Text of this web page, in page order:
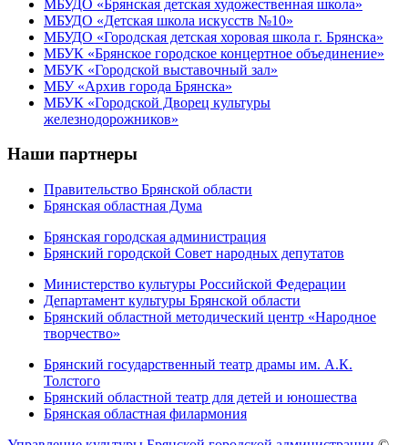
МБУДО «Брянская детская художественная школа»
МБУДО «Детская школа искусств №10»
МБУДО «Городская детская хоровая школа г. Брянска»
МБУК «Брянское городское концертное объединение»
МБУК «Городской выставочный зал»
МБУ «Архив города Брянска»
МБУК «Городской Дворец культуры
железнодорожников»
Наши партнеры
Правительство Брянской области
Брянская областная Дума
Брянская городская администрация
Брянский городской Совет народных депутатов
Министерство культуры Российской Федерации
Департамент культуры Брянской области
Брянский областной методический центр «Народное
творчество»
Брянский государственный театр драмы им. А.К.
Толстого
Брянский областной театр для детей и юношества
Брянская областная филармония